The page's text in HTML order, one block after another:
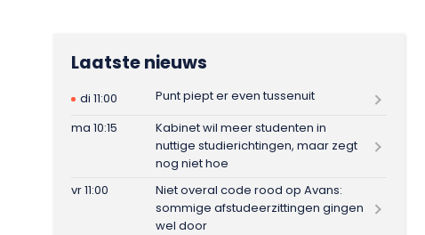
Laatste nieuws
di 11:00
Punt piept er even tussenuit
ma 10:15
Kabinet wil meer studenten in
nuttige studierichtingen, maar zegt
nog niet hoe
vr 11:00
Niet overal code rood op Avans:
sommige afstudeerzittingen gingen
wel door